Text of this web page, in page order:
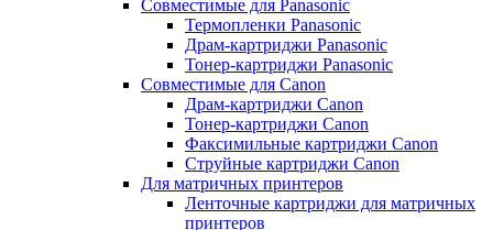
Совместимые для Panasonic
Термопленки Panasonic
Драм-картриджи Panasonic
Тонер-картриджи Panasonic
Совместимые для Canon
Драм-картриджи Canon
Тонер-картриджи Canon
Факсимильные картриджи Canon
Струйные картриджи Canon
Для матричных принтеров
Ленточные картриджи для матричных
принтеров